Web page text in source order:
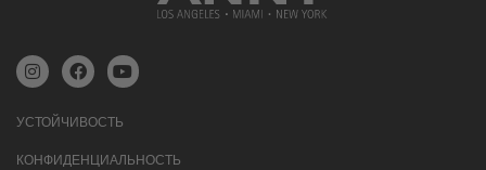
УСТОЙЧИВОСТЬ
КОНФИДЕНЦИАЛЬНОСТЬ